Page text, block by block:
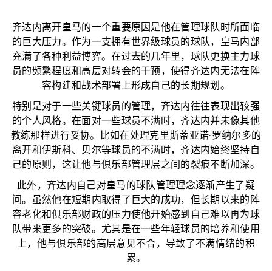
齐达内离开皇马的一个重要原因是他在管理球队时所面临
的巨大压力。作为一支拥有世界级球员的球队，皇马内部
充满了各种利益博弈。在过去的几年里，球队更换主力球
员的频繁程度和高层对转会的干预，使得齐达内无法在阵
容构建和战术部署上形成自己的长期规划。
特别是对于一些关键球员的管理，齐达内往往表现出较强
的个人风格。在面对一些球员不满时，齐达内并未像其他
教练那样进行妥协。比如在处理克里斯蒂亚诺·罗纳尔多的
离开和伊斯科、贝尔等球员的不满时，齐达内始终坚持自
己的原则，这让他与俱乐部管理层之间的裂痕不断加深。
此外，齐达内自己对皇马的球队管理理念逐渐产生了疑
问。虽然他在短期内取得了巨大的成功，但长期以来的阵
容老化和俱乐部财政的压力使他开始感到自己难以再为球
队带来更多的突破。尤其是在一些年轻球员的培养和使用
上，他与俱乐部的高层意见不合，导致了不满情绪的积
累。